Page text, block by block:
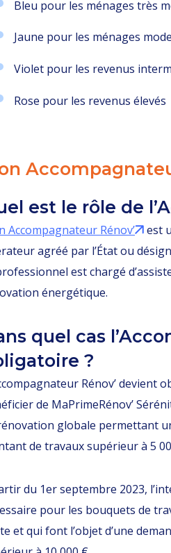
Bleu pour les ménages très
Jaune pour les ménages
Violet pour les revenus
Rose pour les revenus élevés
est le rôle de
Accompagnateur Rénov’
est
agréé par l’État ou
est chargé
énergétique.
quel cas
?
Rénov’ devient
de MaPrimeRénov’
globale permettant
de travaux supérieur à 5
du 1er septembre 2023,
pour les bouquets de
et qui font l’objet d’une